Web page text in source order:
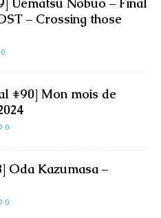
– Crossing those
0
#90] Mon mois de
0
Oda Kazumasa –
0